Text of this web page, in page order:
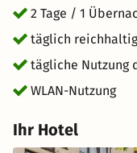
2 Tage / 1
täglich
tägliche Nutzung
WLAN-Nutzung
Ihr Hotel